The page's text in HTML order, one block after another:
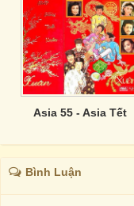
Asia 55 - Asia Tết
Bình Luận